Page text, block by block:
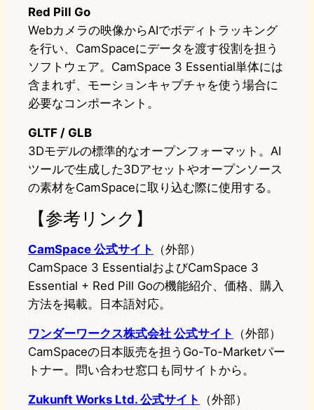
Red Pill Go
Webカメラの映像からAIでボディトラッキング
を行い、CamSpaceにデータを渡す役割を担う
ソフトウェア。CamSpace 3 Essential単体には
含まれず、モーションキャプチャを使う場合に
必要なコンポーネント。
GLTF / GLB
3Dモデルの標準的なオープンフォーマット。AI
ツールで生成した3Dアセットやオープンソース
の素材をCamSpaceに取り込む際に使用する。
【参考リンク】
CamSpace 公式サイト
（外部）
CamSpace 3 EssentialおよびCamSpace 3
Essential + Red Pill Goの機能紹介、価格、購入
方法を掲載。日本語対応。
ワンダーワークス株式会社 公式サイト
（外部）
CamSpaceの日本販売を担うGo-To-Marketパー
トナー。問い合わせ窓口も同サイトから。
Zukunft Works Ltd. 公式サイト
（外部）